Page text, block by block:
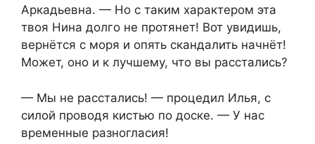
Аркадьевна. — Но с таким характером эта
твоя Нина долго не протянет! Вот увидишь,
вернётся с моря и опять скандалить начнёт!
Может, оно и к лучшему, что вы расстались?
— Мы не расстались! — процедил Илья, с
силой проводя кистью по доске. — У нас
временные разногласия!